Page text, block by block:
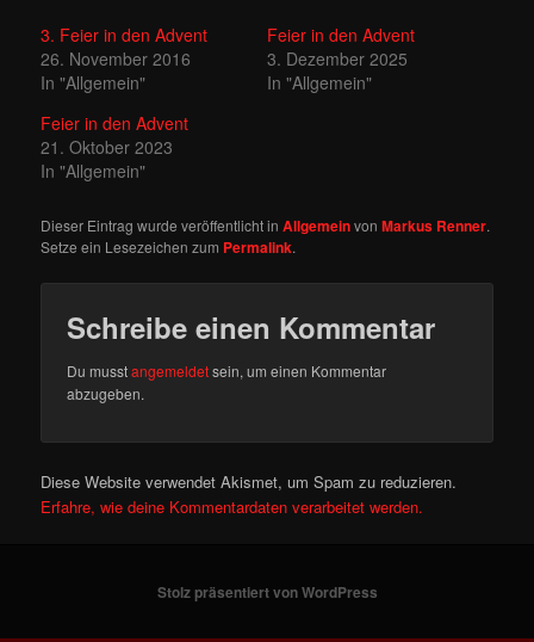
3. Feier in den Advent
26. November 2016
In "Allgemein"
Feier in den Advent
3. Dezember 2025
In "Allgemein"
Feier in den Advent
21. Oktober 2023
In "Allgemein"
Dieser Eintrag wurde veröffentlicht inAllgemeinvonMarkus Renner.
Setze ein Lesezeichen zum Permalink.
Schreibe einen Kommentar
Du musstangemeldetsein, um einen Kommentar
abzugeben.
Diese Website verwendet Akismet, um Spam zu reduzieren.
Erfahre, wie deine Kommentardaten verarbeitet werden.
Stolz präsentiert von WordPress